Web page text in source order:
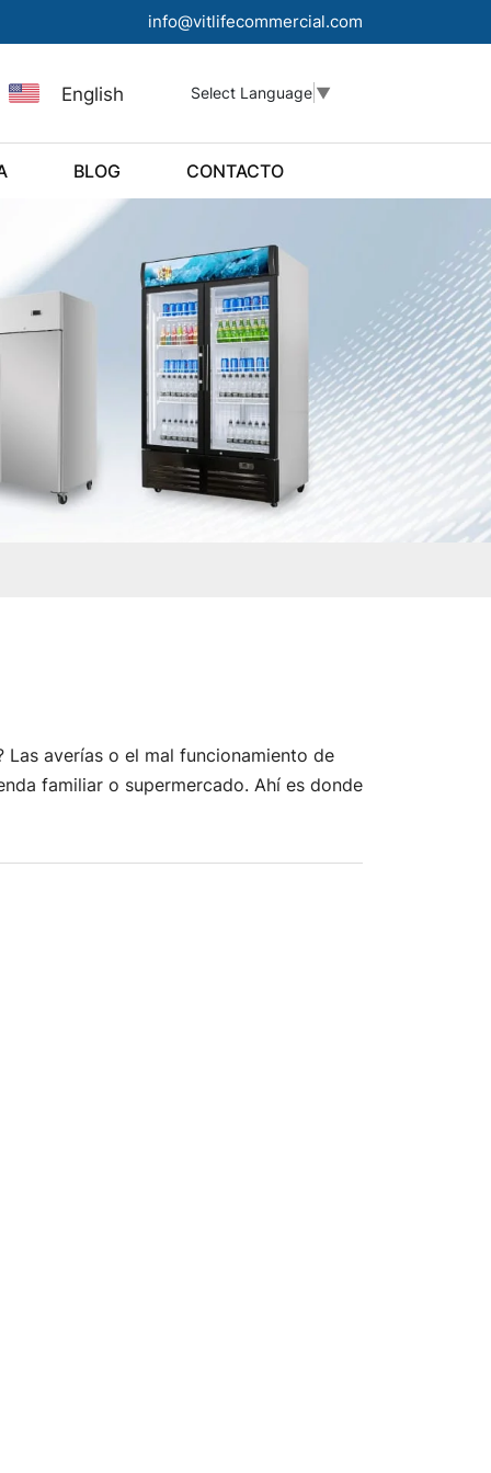
info@vitlifecommercial.com
Select Language ▼
English
BLOG CONTACTO
averías o el mal funcionamiento de
familiar o supermercado. Ahí es donde